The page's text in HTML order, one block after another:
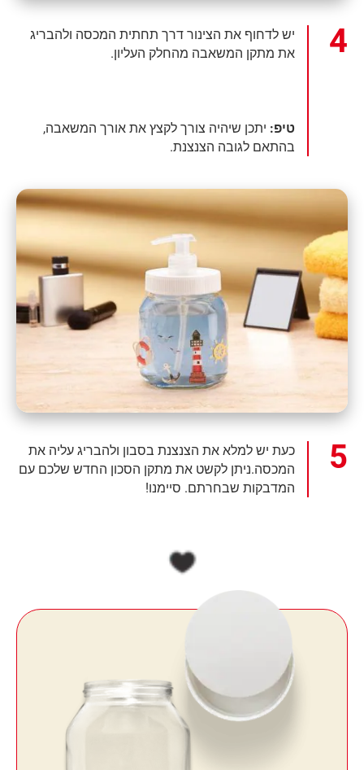
יש לדחוף את הצינור דרך תחתית המכסה ולהבריג
את מתקן המשאבה מהחלק העליון.
טיפ: יתכן שיהיה צורך לקצץ את אורך המשאבה,
בהתאם לגובה הצנצנת.
כעת יש למלא את הצנצנת בסבון ולהבריג עליה את
המכסה.ניתן לקשט את מתקן הסכון החדש שלכם עם
המדבקות שבחרתם. סיימנו!